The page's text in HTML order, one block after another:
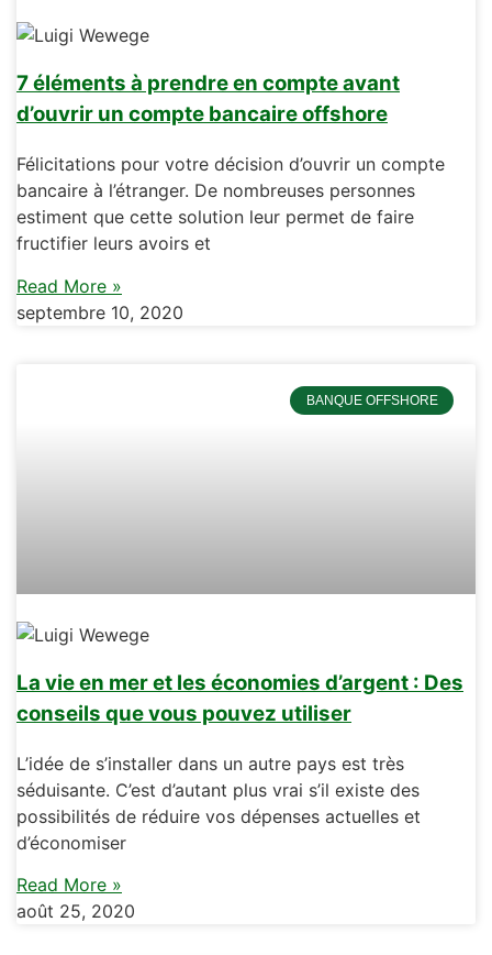
7 éléments à prendre en compte avant
d’ouvrir un compte bancaire offshore
Félicitations pour votre décision d’ouvrir un compte
bancaire à l’étranger. De nombreuses personnes
estiment que cette solution leur permet de faire
fructifier leurs avoirs et
Read More »
septembre 10, 2020
BANQUE OFFSHORE
La vie en mer et les économies d’argent : Des
conseils que vous pouvez utiliser
L’idée de s’installer dans un autre pays est très
séduisante. C’est d’autant plus vrai s’il existe des
possibilités de réduire vos dépenses actuelles et
d’économiser
Read More »
août 25, 2020